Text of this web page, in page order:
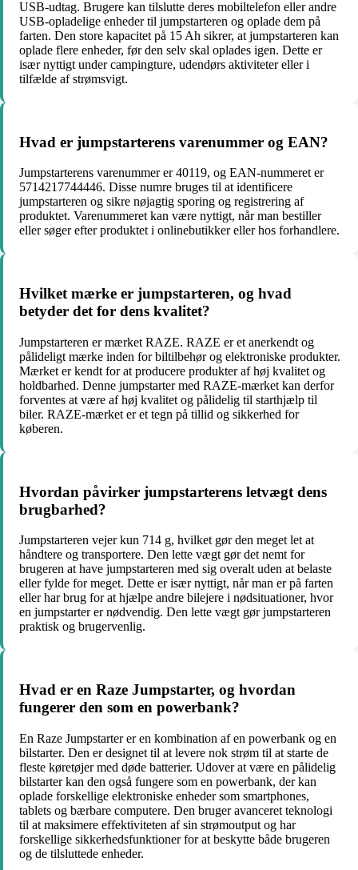
USB-udtag. Brugere kan tilslutte deres mobiltelefon eller andre
USB-opladelige enheder til jumpstarteren og oplade dem på
farten. Den store kapacitet på 15 Ah sikrer, at jumpstarteren kan
oplade flere enheder, før den selv skal oplades igen. Dette er
især nyttigt under campingture, udendørs aktiviteter eller i
tilfælde af strømsvigt.
Hvad er jumpstarterens varenummer og EAN?
Jumpstarterens varenummer er 40119, og EAN-nummeret er
5714217744446. Disse numre bruges til at identificere
jumpstarteren og sikre nøjagtig sporing og registrering af
produktet. Varenummeret kan være nyttigt, når man bestiller
eller søger efter produktet i onlinebutikker eller hos forhandlere.
Hvilket mærke er jumpstarteren, og hvad
betyder det for dens kvalitet?
Jumpstarteren er mærket RAZE. RAZE er et anerkendt og
pålideligt mærke inden for biltilbehør og elektroniske produkter.
Mærket er kendt for at producere produkter af høj kvalitet og
holdbarhed. Denne jumpstarter med RAZE-mærket kan derfor
forventes at være af høj kvalitet og pålidelig til starthjælp til
biler. RAZE-mærket er et tegn på tillid og sikkerhed for
køberen.
Hvordan påvirker jumpstarterens letvægt dens
brugbarhed?
Jumpstarteren vejer kun 714 g, hvilket gør den meget let at
håndtere og transportere. Den lette vægt gør det nemt for
brugeren at have jumpstarteren med sig overalt uden at belaste
eller fylde for meget. Dette er især nyttigt, når man er på farten
eller har brug for at hjælpe andre bilejere i nødsituationer, hvor
en jumpstarter er nødvendig. Den lette vægt gør jumpstarteren
praktisk og brugervenlig.
Hvad er en Raze Jumpstarter, og hvordan
fungerer den som en powerbank?
En Raze Jumpstarter er en kombination af en powerbank og en
bilstarter. Den er designet til at levere nok strøm til at starte de
fleste køretøjer med døde batterier. Udover at være en pålidelig
bilstarter kan den også fungere som en powerbank, der kan
oplade forskellige elektroniske enheder som smartphones,
tablets og bærbare computere. Den bruger avanceret teknologi
til at maksimere effektiviteten af sin strømoutput og har
forskellige sikkerhedsfunktioner for at beskytte både brugeren
og de tilsluttede enheder.